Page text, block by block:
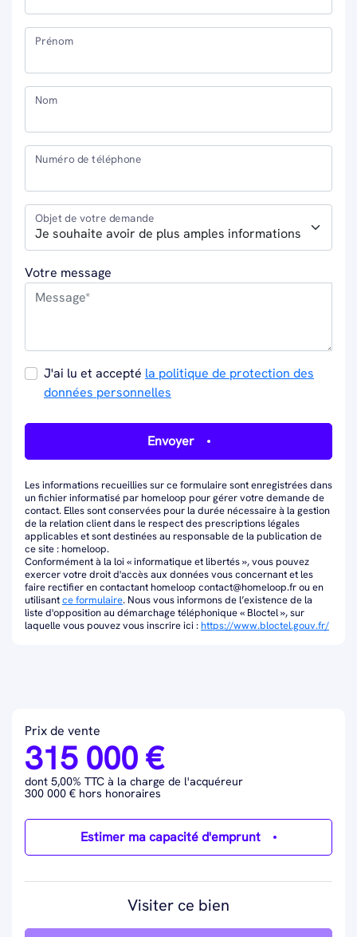
Prénom
Nom
Numéro de téléphone
Objet de votre demande
Votre message
J'ai lu et accepté la politique de protection des
données personnelles
Envoyer
Les informations recueillies sur ce formulaire sont enregistrées dans
un fichier informatisé par homeloop pour gérer votre demande de
contact. Elles sont conservées pour la durée nécessaire à la gestion
de la relation client dans le respect des prescriptions légales
applicables et sont destinées au responsable de la publication de
ce site : homeloop.
Conformément à la loi « informatique et libertés », vous pouvez
exercer votre droit d'accès aux données vous concernant et les
faire rectifier en contactant homeloop contact@homeloop.fr ou en
utilisantce formulaire. Nous vous informons de l’existence de la
liste d'opposition au démarchage téléphonique « Bloctel », sur
laquelle vous pouvez vous inscrire ici : https://www.bloctel.gouv.fr/
Prix de vente
315 000 €
dont 5,00% TTC à la charge de l'acquéreur
300 000 € hors honoraires
Estimer ma capacité d'emprunt
Visiter ce bien